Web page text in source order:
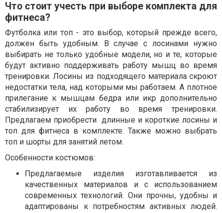
Что стоит учесть при выборе комплекта для
фитнеса?
Футболка или топ - это выбор, который прежде всего,
должен быть удобным. В случае с лосинами нужно
выбирать не только удобные модели, но и те, которые
будут активно поддерживать работу мышц во время
тренировки. Лосины из подходящего материала скроют
недостатки тела, над которыми мы работаем. А плотное
прилегание к мышцам бедра или икр дополнительно
стабилизирует их работу во время тренировки.
Предлагаем приобрести длинные и короткие лосины и
топ для фитнеса в комплекте. Также можно выбрать
топ и шорты для занятий летом.
Особенности костюмов:
Предлагаемые изделия изготавливается из
качественных материалов и с использованием
современных технологий. Они прочны, удобны и
адаптированы к потребностям активных людей.